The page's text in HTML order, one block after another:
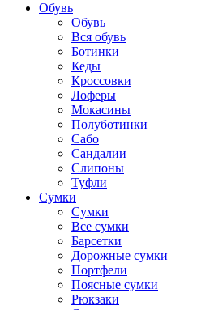
Обувь
Обувь
Вся обувь
Ботинки
Кеды
Кроссовки
Лоферы
Мокасины
Полуботинки
Сабо
Сандалии
Слипоны
Туфли
Сумки
Сумки
Все сумки
Барсетки
Дорожные сумки
Портфели
Поясные сумки
Рюкзаки